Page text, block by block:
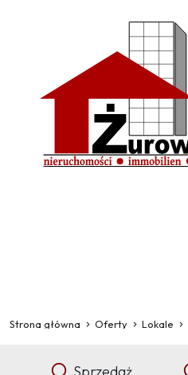
Strona główna Oferty Lokale
Sprzedaż